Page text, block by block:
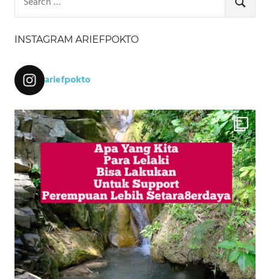
for:
SEARCH
INSTAGRAM ARIEFPOKTO
ariefpokto